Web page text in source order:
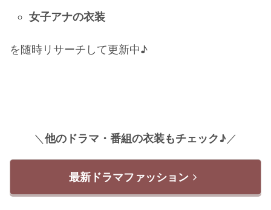
女子アナの衣装
を随時リサーチして更新中♪
＼ 他のドラマ・番組の衣装もチェック♪ ／
最新ドラマファッション